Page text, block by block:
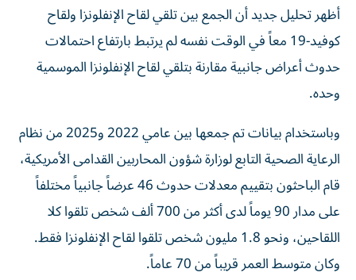
أظهر تحليل جديد أن الجمع بين تلقي لقاح الإنفلونزا ولقاح
كوفيد-19 معاً في الوقت نفسه لم يرتبط بارتفاع ‌احتمالات
حدوث أعراض جانبية مقارنة بتلقي لقاح الإنفلونزا الموسمية
وحده.
وباستخدام بيانات ​تم ⁠جمعها بين عامي 2022 و2025 من ‌نظام
الرعاية الصحية التابع لوزارة ‌شؤون المحاربين القدامى الأمريكية،
قام الباحثون بتقييم معدلات حدوث 46 عرضاً جانبياً مختلفاً
على مدار 90 يوماً لدى أكثر من ‌700 ألف شخص تلقوا كلا
اللقاحين، ونحو 1.8 مليون شخص تلقوا ⁠لقاح الإنفلونزا فقط.
وكان متوسط العمر قريباً من 70 عاماً.